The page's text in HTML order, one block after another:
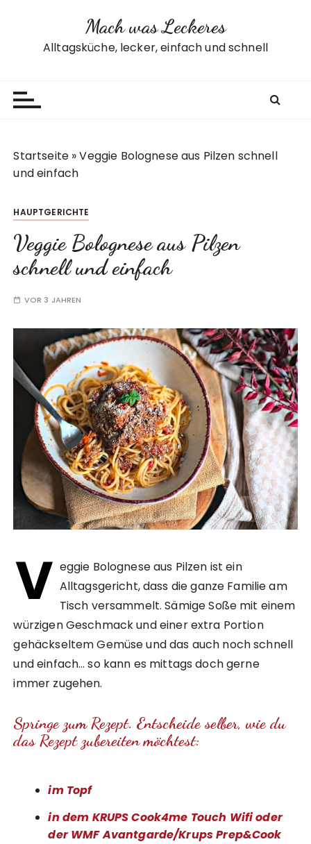
Mach was Leckeres
Alltagsküche, lecker, einfach und schnell
Startseite »Veggie Bolognese aus Pilzen schnell
und einfach
HAUPTGERICHTE
Veggie Bolognese aus Pilzen
schnell und einfach
VOR 3 JAHREN
V eggie Bolognese aus Pilzen ist ein
Alltagsgericht, dass die ganze Familie am
Tisch versammelt. Sämige Soße mit einem
würzigen Geschmack und einer extra Portion
gehäckseltem Gemüse und das auch noch schnell
und einfach… so kann es mittags doch gerne
immer zugehen.
Springe zum Rezept. Entscheide selber, wie du
das Rezept zubereiten möchtest:
im Topf
in dem KRUPS Cook4me Touch Wifi oder
der WMF Avantgarde/Krups Prep&Cook